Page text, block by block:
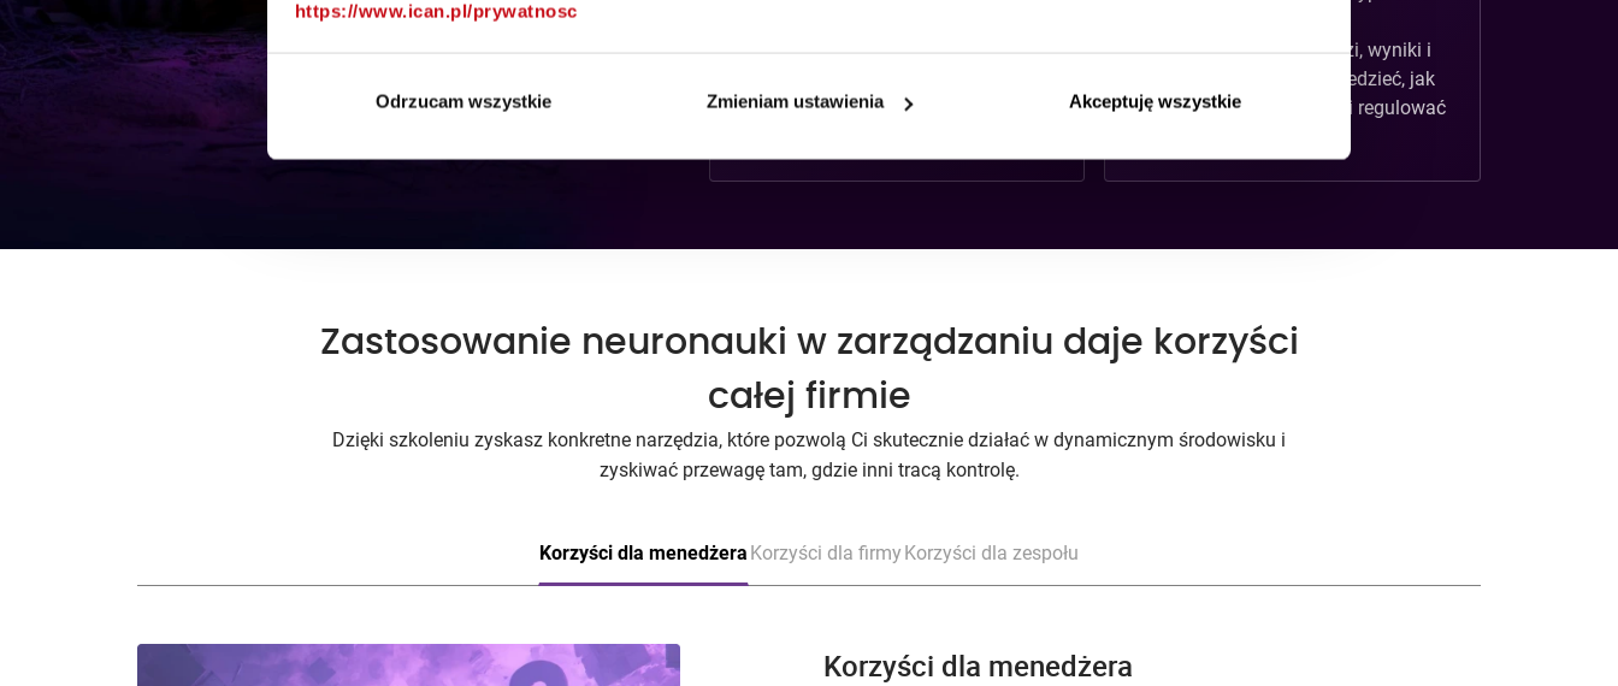
https://www.ican.pl/prywatnosc
Odrzucam wszystkie Zmieniam ustawienia Akceptuję wszystkie
ludzi przez trudności, ale żeby mógł
o swoją odporność psychiczną.
odpowiedzialność za ludzi, wyniki i
przyszłość firmy. Musi wiedzieć, jak
radzić sobie z napięciem i regulować
Zastosowanie neuronauki w zarządzaniu daje korzyści
całej firmie
Dzięki szkoleniu zyskasz konkretne narzędzia, które pozwolą Ci skutecznie działać w dynamicznym środowisku i
zyskiwać przewagę tam, gdzie inni tracą kontrolę.
Korzyści dla menedżera Korzyści dla firmy Korzyści dla zespołu
Korzyści dla menedżera